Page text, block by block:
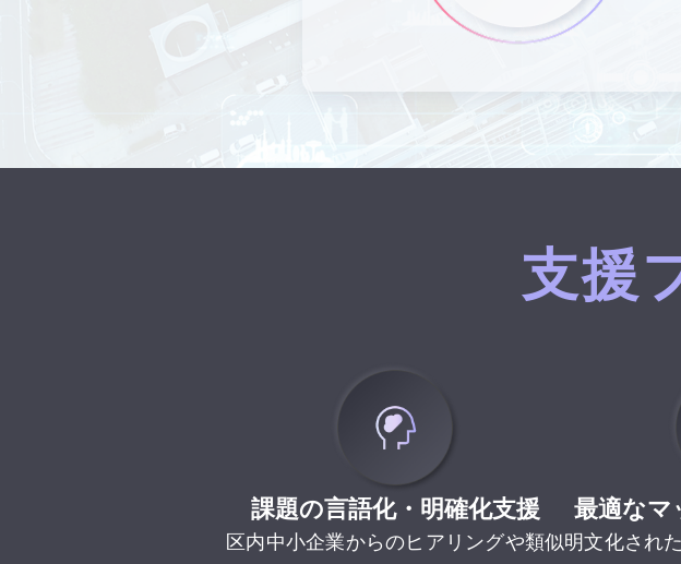
支援
課題の言語化・明確化支援
区内中小企業からのヒアリングや類似
最適なマ
明文化され